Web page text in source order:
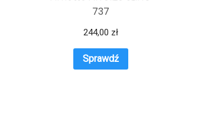
737
244,00 zł
Sprawdź